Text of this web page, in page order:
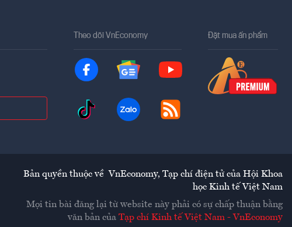
Theo dõi VnEconomy Đặt mua ấn phẩm
Bản quyền thuộc về VnEconomy, Tạp chí điện tử của Hội Khoa
học Kinh tế Việt Nam
Mọi tin bài đăng lại từ website này phải có sự chấp thuận bằng
văn bản của Tạp chí Kinh tế Việt Nam - VnEconomy